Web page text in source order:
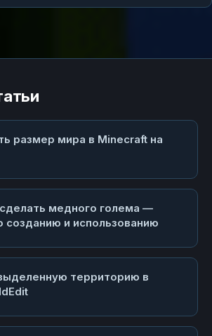
размер мира в Minecraft на
медного голема —
созданию и использованию
территорию в